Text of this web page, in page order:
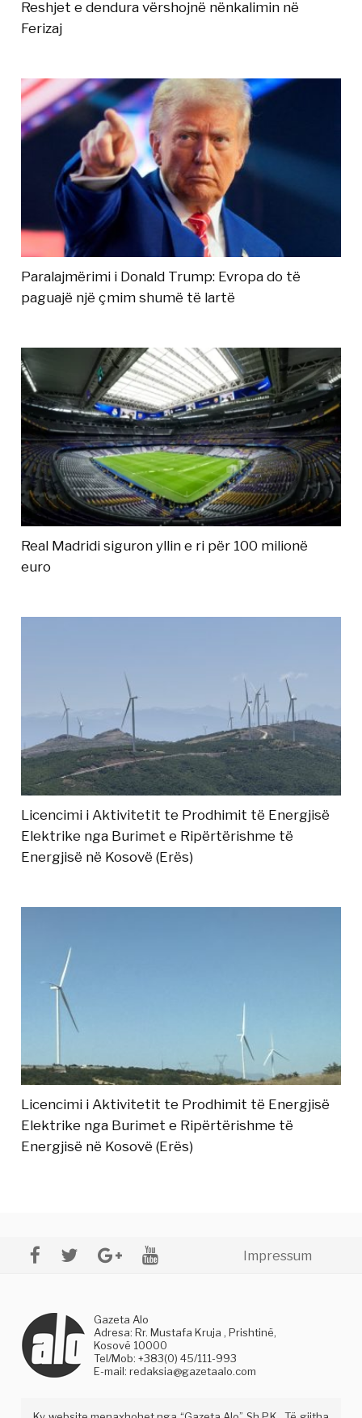
Reshjet e dendura vërshojnë nënkalimin në
Ferizaj
Paralajmërimi i Donald Trump: Evropa do të
paguajë një çmim shumë të lartë
Real Madridi siguron yllin e ri për 100 milionë
euro
Licencimi i Aktivitetit te Prodhimit të Energjisë
Elektrike nga Burimet e Ripërtërishme të
Energjisë në Kosovë (Erës)
Licencimi i Aktivitetit te Prodhimit të Energjisë
Elektrike nga Burimet e Ripërtërishme të
Energjisë në Kosovë (Erës)
Impressum
Gazeta Alo
Adresa: Rr. Mustafa Kruja , Prishtinë,
Kosovë 10000
Tel/Mob: +383(0) 45/111-993
E-mail:redaksia@gazetaalo.com